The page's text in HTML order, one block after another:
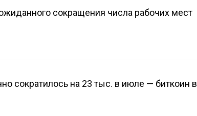
сокращения числа рабочих мест
сократилось на 23 тыс. в июле — биткоин в